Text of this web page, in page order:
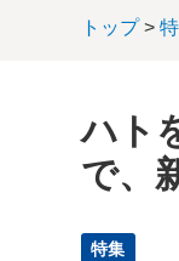
トップ>
ハト
で、
特集